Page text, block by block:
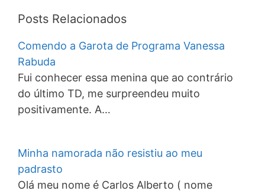
Posts Relacionados
Comendo a Garota de Programa Vanessa
Rabuda
Fui conhecer essa menina que ao contrário
do último TD, me surpreendeu muito
positivamente. A…
Minha namorada não resistiu ao meu
padrasto
Olá meu nome é Carlos Alberto ( nome